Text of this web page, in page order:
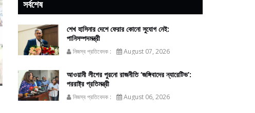
সর্বশেষ
শেখ হাসিনার দেশে ফেরার কোনো সুযোগ নেই:
পানিসম্পদমন্ত্রী
নিজস্ব প্রতিবেদক : August 07, 2026
আওয়ামী লীগের পুরনো রাজনীতি ‘জঙ্গিবাদের ন্যারেটিভ’:
পররাষ্ট্র প্রতিমন্ত্রী
নিজস্ব প্রতিবেদক : August 06, 2026